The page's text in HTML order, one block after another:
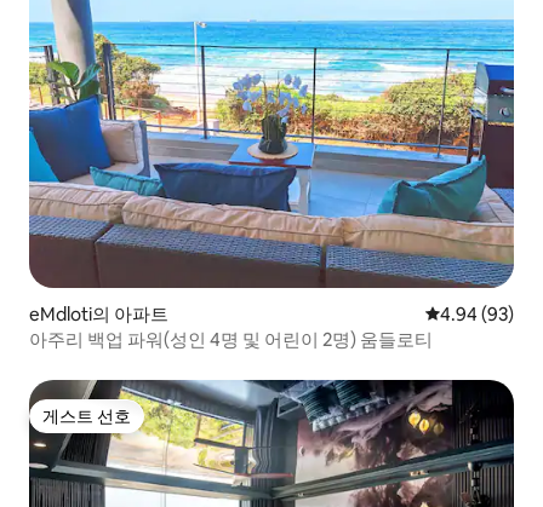
eMdloti의 아파트 평점 4.94점(5
4.94 (93)
아주리 백업 파워(성인 4명 및 어린이 2명) 움들로티
게스트 선호
게스트 선호